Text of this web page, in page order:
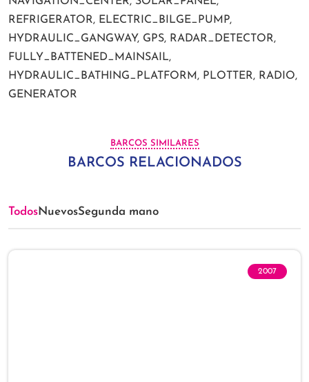
REFRIGERATOR, ELECTRIC_BILGE_PUMP,
HYDRAULIC_GANGWAY, GPS, RADAR_DETECTOR,
FULLY_BATTENED_MAINSAIL,
HYDRAULIC_BATHING_PLATFORM, PLOTTER, RADIO,
GENERATOR
BARCOS SIMILARES
BARCOS RELACIONADOS
TodosNuevosSegunda mano
2007